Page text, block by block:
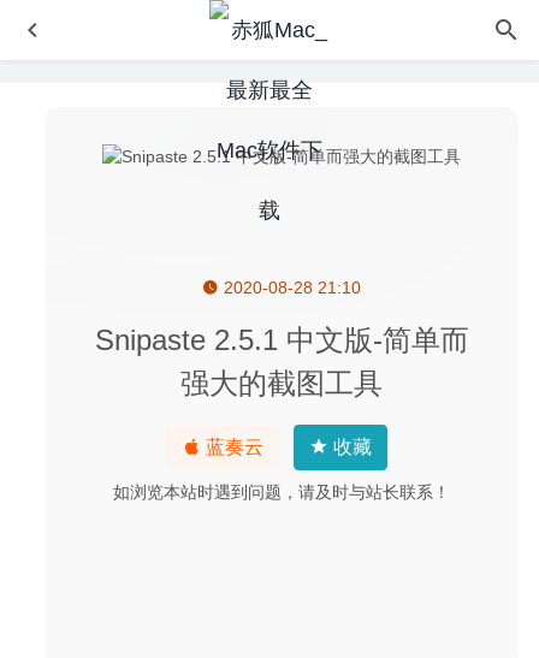
2020-08-28 21:10
Snipaste 2.5.1 中文版-简单而
强大的截图工具
蓝奏云 收藏
如浏览本站时遇到问题，请及时与站长联系！
Total Video Downloader 2.4.5 中文版 – 优秀的Mac视频下
Filmwizard 3.2.0 – 简单易用的视频编辑处理软件
2020-06-
EPSViewer Pro 1.3 – 快速方便的AI和EPS矢量图文件预览
Adguard 2.4.7 (781) Nightly 中文版-世界上最高级的广告过